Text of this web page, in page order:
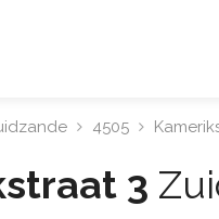
4505
3